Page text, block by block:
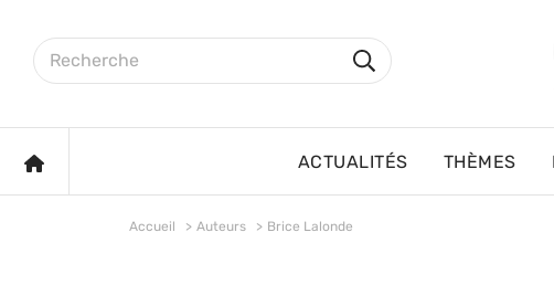
Rechercher sur le site
Rechercher
ACCUEIL ACTUALITÉS THÈMES
Accueil Auteurs Brice Lalonde